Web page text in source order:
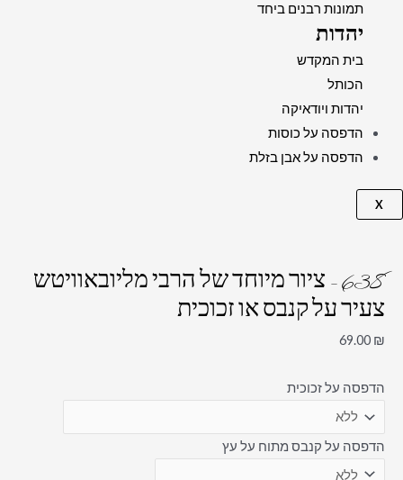
תמונות רבנים ביחד
יהדות
בית המקדש
הכותל
יהדות ויודאיקה
הדפסה על כוסות
הדפסה על אבן בזלת
X
638 – ציור מיוחד של הרבי מליובאוויטש
צעיר על קנבס או זכוכית
69.00 ₪
הדפסה על זכוכית
הדפסה על קנבס מתוח על עץ